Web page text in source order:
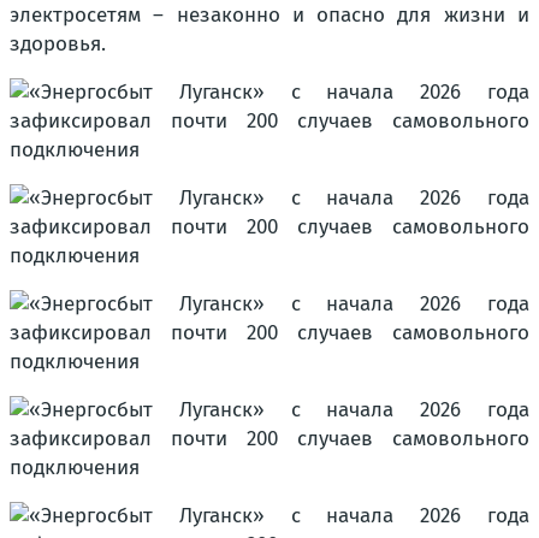
электросетям – незаконно и опасно для жизни и
здоровья.